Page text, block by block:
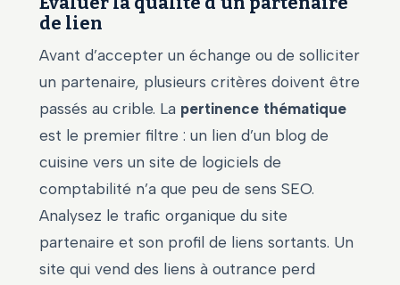
de lien
Avant d’accepter un échange ou de solliciter
un partenaire, plusieurs critères doivent être
passés au crible. La pertinence thématique
est le premier filtre : un lien d’un blog de
cuisine vers un site de logiciels de
comptabilité n’a que peu de sens SEO.
Analysez le trafic organique du site
partenaire et son profil de liens sortants. Un
site qui vend des liens à outrance perd